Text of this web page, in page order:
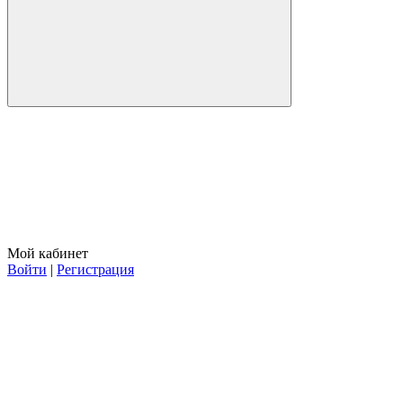
Мой кабинет
Войти | Регистрация